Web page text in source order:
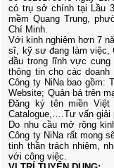
có trụ sở chính tại Lầu
mềm Quang Trung,
Chí Minh.
Với kinh nghiệm hơn 7
sĩ, kỹ sư đang làm việc,
đầu trong lĩnh vực
thông tin cho các
Công ty NiNa bao gồm:
Website; Quản bá trên
Đăng ký tên miền Việt
Catalogue,….Tư vấn giải
Do nhu cầu mở rộng
Công ty NiNa rất mong
tinh thần trách nhiệm,
với công việc.